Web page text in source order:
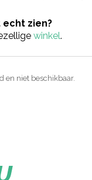
zien?
winkel.
en niet beschikbaar.